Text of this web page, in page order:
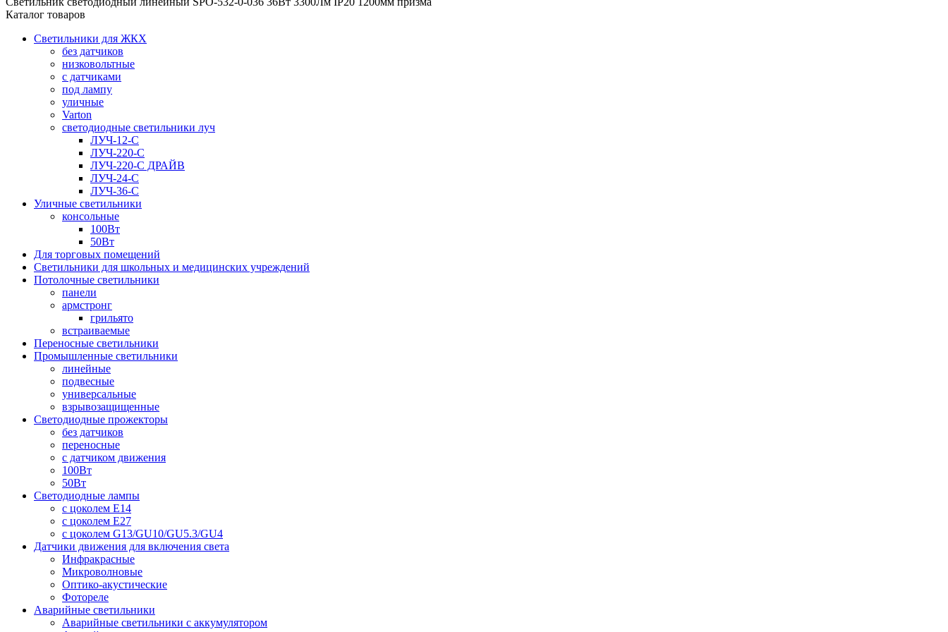
Каталог товаров
Светильники для ЖКХ
без датчиков
низковольтные
с датчиками
под лампу
уличные
Varton
светодиодные светильники луч
ЛУЧ-12-С
ЛУЧ-220-С
ЛУЧ-220-С ДРАЙВ
ЛУЧ-24-С
ЛУЧ-36-С
Уличные светильники
консольные
100Вт
50Вт
Для торговых помещений
Светильники для школьных и медицинских учреждений
Потолочные светильники
панели
армстронг
грильято
встраиваемые
Переносные светильники
Промышленные светильники
линейные
подвесные
универсальные
взрывозащищенные
Светодиодные прожекторы
без датчиков
переносные
с датчиком движения
100Вт
50Вт
Светодиодные лампы
с цоколем E14
с цоколем E27
с цоколем G13/GU10/GU5.3/GU4
Датчики движения для включения света
Инфракрасные
Микроволновые
Оптико-акустические
Фотореле
Аварийные светильники
Аварийные светильники с аккумулятором